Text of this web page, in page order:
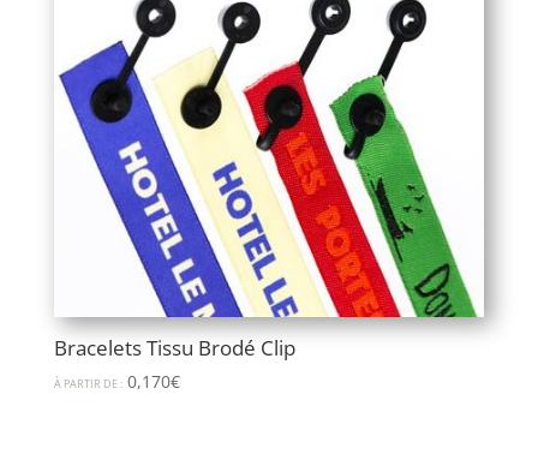
Bracelets Tissu Brodé Clip
À PARTIR DE : 0,170€